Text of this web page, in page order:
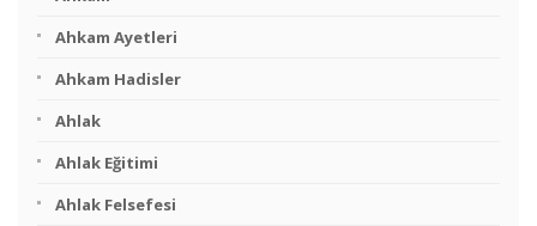
Ahkam Ayetleri
Ahkam Hadisler
Ahlak
Ahlak Eğitimi
Ahlak Felsefesi